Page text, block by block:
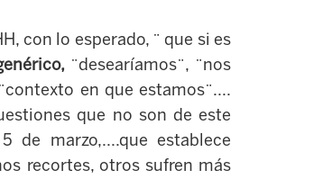
con lo esperado, ¨ que si es
¨desearíamos¨, ¨nos
en que estamos¨....
que no son de este
de marzo,....que establece
recortes, otros sufren más